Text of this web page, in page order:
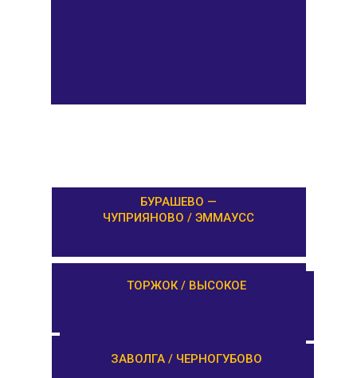
ЛИХОСЛАВЛЬ /
КАЛАШНИКОВО
ЕМЕЛЬЯНОВО / СТАРИЦА
БУРАШЕВО —
ЧУПРИЯНОВО / ЭММАУСС
ТОРЖОК / ВЫСОКОЕ
ЗАВОЛГА / ЧЕРНОГУБОВО